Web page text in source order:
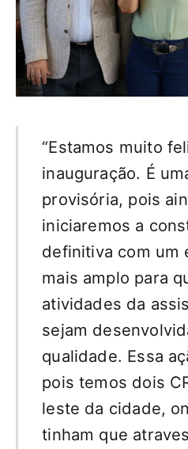
“Estamos muito
inauguração. É
provisória, pois
iniciaremos a
definitiva com um
mais amplo para
atividades da
sejam
qualidade. Essa
pois temos dois
leste da cidade,
tinham que